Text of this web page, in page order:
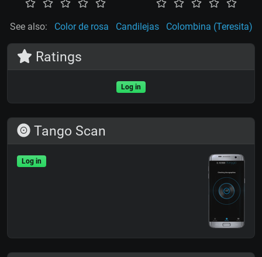
See also: Color de rosa Candilejas Colombina (Teresita)
Ratings
Log in
Tango Scan
Log in